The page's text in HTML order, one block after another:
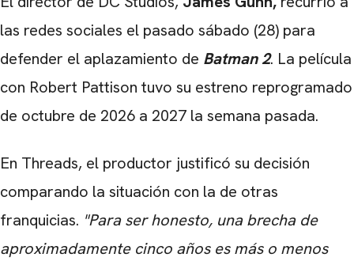
las redes sociales el pasado sábado (28) para
defender el aplazamiento de Batman 2. La película
con Robert Pattison tuvo su estreno reprogramado
de octubre de 2026 a 2027 la semana pasada.
En Threads, el productor justificó su decisión
comparando la situación con la de otras
franquicias. "Para ser honesto, una brecha de
aproximadamente cinco años es más o menos